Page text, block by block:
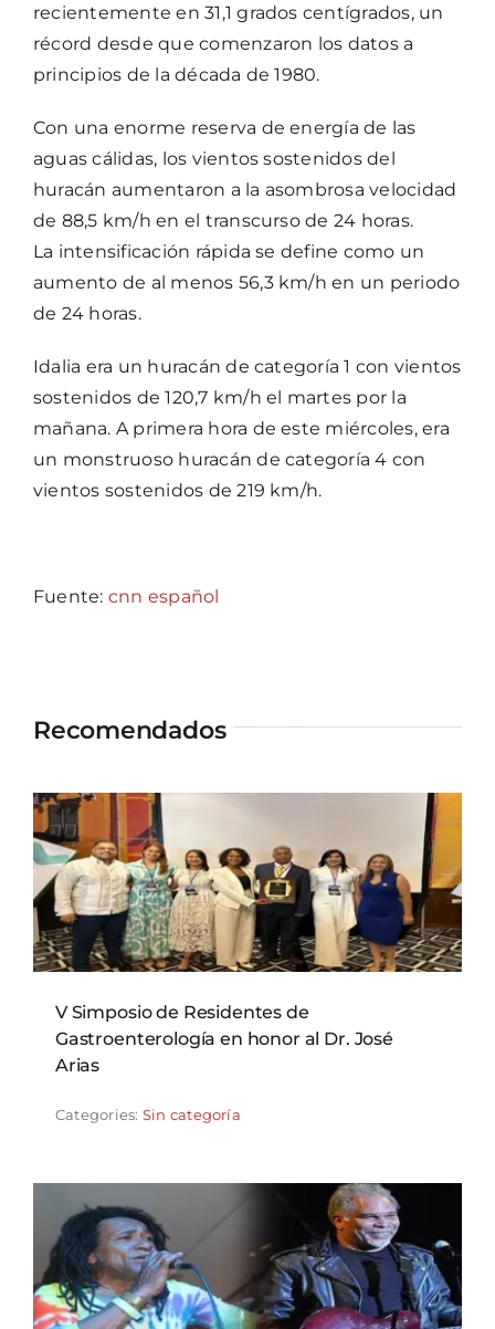
recientemente en 31,1 grados centígrados, un
récord desde que comenzaron los datos a
principios de la década de 1980.
Con una enorme reserva de energía de las
aguas cálidas, los vientos sostenidos del
huracán aumentaron a la asombrosa velocidad
de 88,5 km/h en el transcurso de 24 horas.
La intensificación rápida se define como un
aumento de al menos 56,3 km/h en un periodo
de 24 horas.
Idalia era un huracán de categoría 1 con vientos
sostenidos de 120,7 km/h el martes por la
mañana. A primera hora de este miércoles, era
un monstruoso huracán de categoría 4 con
vientos sostenidos de 219 km/h.
Fuente: cnn español
Recomendados
V Simposio de Residentes de
Gastroenterología en honor al Dr. José
Arias
Categories: Sin categoría